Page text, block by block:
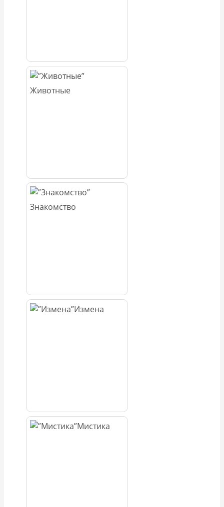
Животные
Знакомство
Измена
Мистика